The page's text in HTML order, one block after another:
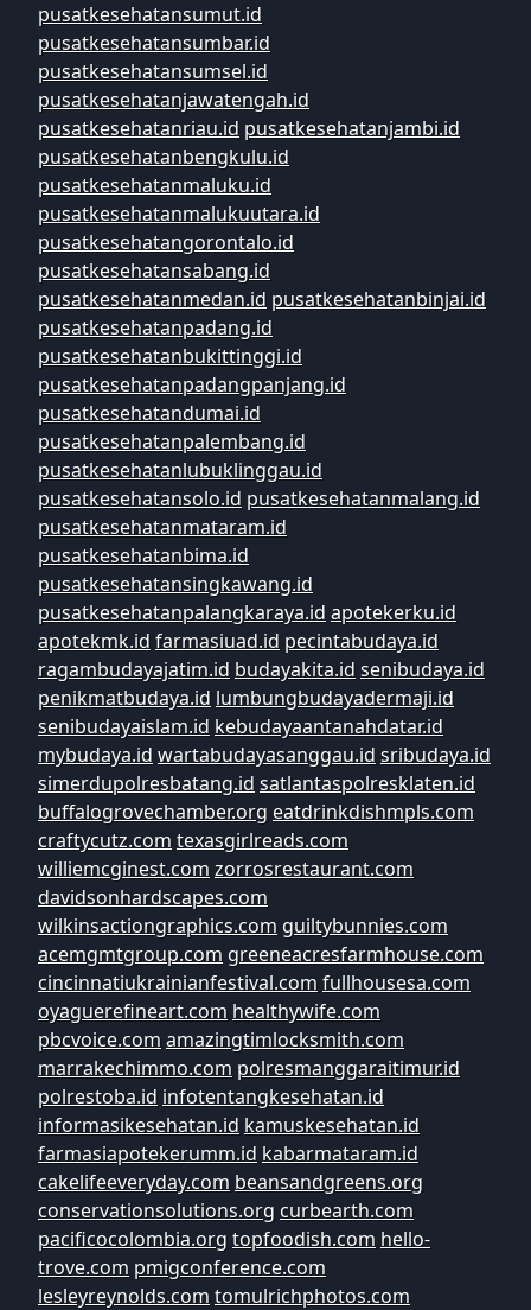
pusatkesehatansumut.id
pusatkesehatansumbar.id
pusatkesehatansumsel.id
pusatkesehatanjawatengah.id
pusatkesehatanriau.id pusatkesehatanjambi.id
pusatkesehatanbengkulu.id
pusatkesehatanmaluku.id
pusatkesehatanmalukuutara.id
pusatkesehatangorontalo.id
pusatkesehatansabang.id
pusatkesehatanmedan.id pusatkesehatanbinjai.id
pusatkesehatanpadang.id
pusatkesehatanbukittinggi.id
pusatkesehatanpadangpanjang.id
pusatkesehatandumai.id
pusatkesehatanpalembang.id
pusatkesehatanlubuklinggau.id
pusatkesehatansolo.id pusatkesehatanmalang.id
pusatkesehatanmataram.id
pusatkesehatanbima.id
pusatkesehatansingkawang.id
pusatkesehatanpalangkaraya.id apotekerku.id
apotekmk.id farmasiuad.id pecintabudaya.id
ragambudayajatim.id budayakita.id senibudaya.id
penikmatbudaya.id lumbungbudayadermaji.id
senibudayaislam.id kebudayaantanahdatar.id
mybudaya.id wartabudayasanggau.id sribudaya.id
simerdupolresbatang.id satlantaspolresklaten.id
buffalogrovechamber.org eatdrinkdishmpls.com
craftycutz.com texasgirlreads.com
williemcginest.com zorrosrestaurant.com
davidsonhardscapes.com
wilkinsactiongraphics.com guiltybunnies.com
acemgmtgroup.com greeneacresfarmhouse.com
cincinnatiukrainianfestival.com fullhousesa.com
oyaguerefineart.com healthywife.com
pbcvoice.com amazingtimlocksmith.com
marrakechimmo.com polresmanggaraitimur.id
polrestoba.id infotentangkesehatan.id
informasikesehatan.id kamuskesehatan.id
farmasiapotekerumm.id kabarmataram.id
cakelifeeveryday.com beansandgreens.org
conservationsolutions.org curbearth.com
pacificocolombia.org topfoodish.com hello-
trove.com pmigconference.com
lesleyreynolds.com tomulrichphotos.com